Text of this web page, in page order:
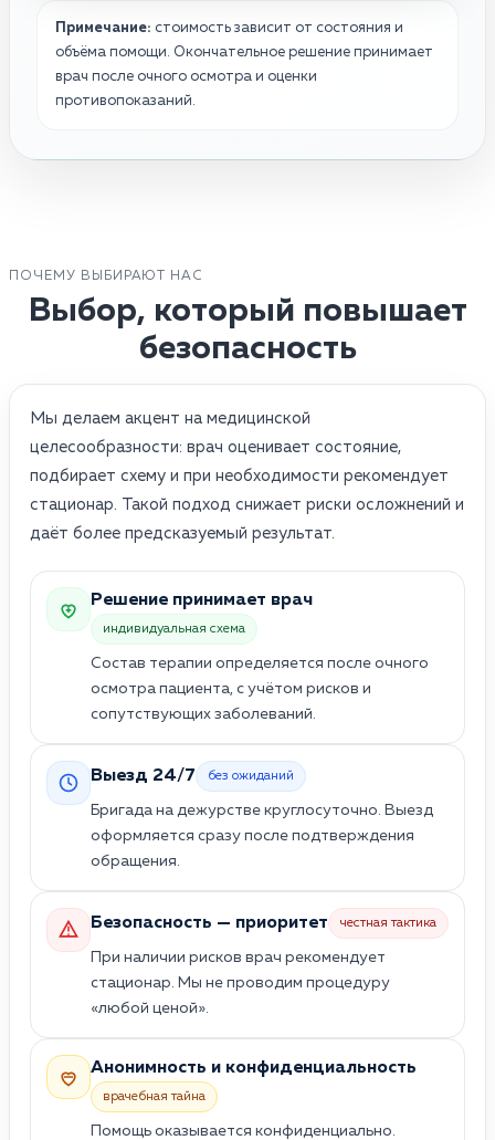
Примечание: стоимость зависит от состояния и
объёма помощи. Окончательное решение принимает
врач после очного осмотра и оценки
противопоказаний.
ПОЧЕМУ ВЫБИРАЮТ НАС
Выбор, который повышает
безопасность
Мы делаем акцент на медицинской
целесообразности: врач оценивает состояние,
подбирает схему и при необходимости рекомендует
стационар. Такой подход снижает риски осложнений и
даёт более предсказуемый результат.
Решение принимает врач
индивидуальная схема
Состав терапии определяется после очного
осмотра пациента, с учётом рисков и
сопутствующих заболеваний.
Выезд 24/7 без ожиданий
Бригада на дежурстве круглосуточно. Выезд
оформляется сразу после подтверждения
обращения.
Безопасность — приоритет честная тактика
При наличии рисков врач рекомендует
стационар. Мы не проводим процедуру
«любой ценой».
Анонимность и конфиденциальность
врачебная тайна
Помощь оказывается конфиденциально.